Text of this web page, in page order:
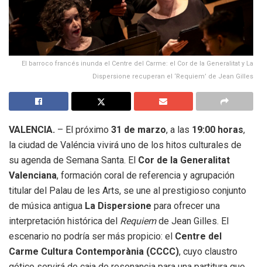
El barroco francés inunda el Centre del Carme: el Cor de la Generalitat y La
Dispersione recuperan el ‘Requiem’ de Jean Gilles
VALENCIA. – El próximo 31 de marzo, a las 19:00 horas,
la ciudad de Valéncia vivirá uno de los hitos culturales de
su agenda de Semana Santa. El Cor de la Generalitat
Valenciana, formación coral de referencia y agrupación
titular del Palau de les Arts, se une al prestigioso conjunto
de música antigua La Dispersione para ofrecer una
interpretación histórica del Requiemde Jean Gilles. El
escenario no podría ser más propicio: el Centre del
Carme Cultura Contemporània (CCCC), cuyo claustro